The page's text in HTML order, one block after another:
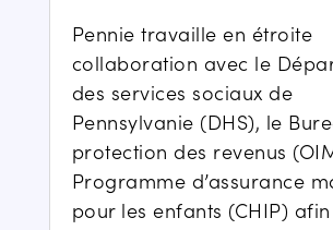
Pennie travaille en étroite
collaboration avec le
des services sociaux de
Pennsylvanie (DHS), le
protection des revenus
Programme d’assurance
pour les enfants (CHIP)